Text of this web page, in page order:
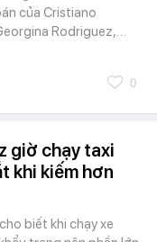
của Cristiano
Rodriguez,…
0
giờ chạy taxi
khi kiếm hơn
biết khi chạy xe